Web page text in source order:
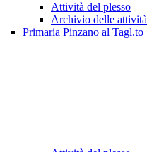
Attività del plesso
Archivio delle attività
Primaria Pinzano al Tagl.to